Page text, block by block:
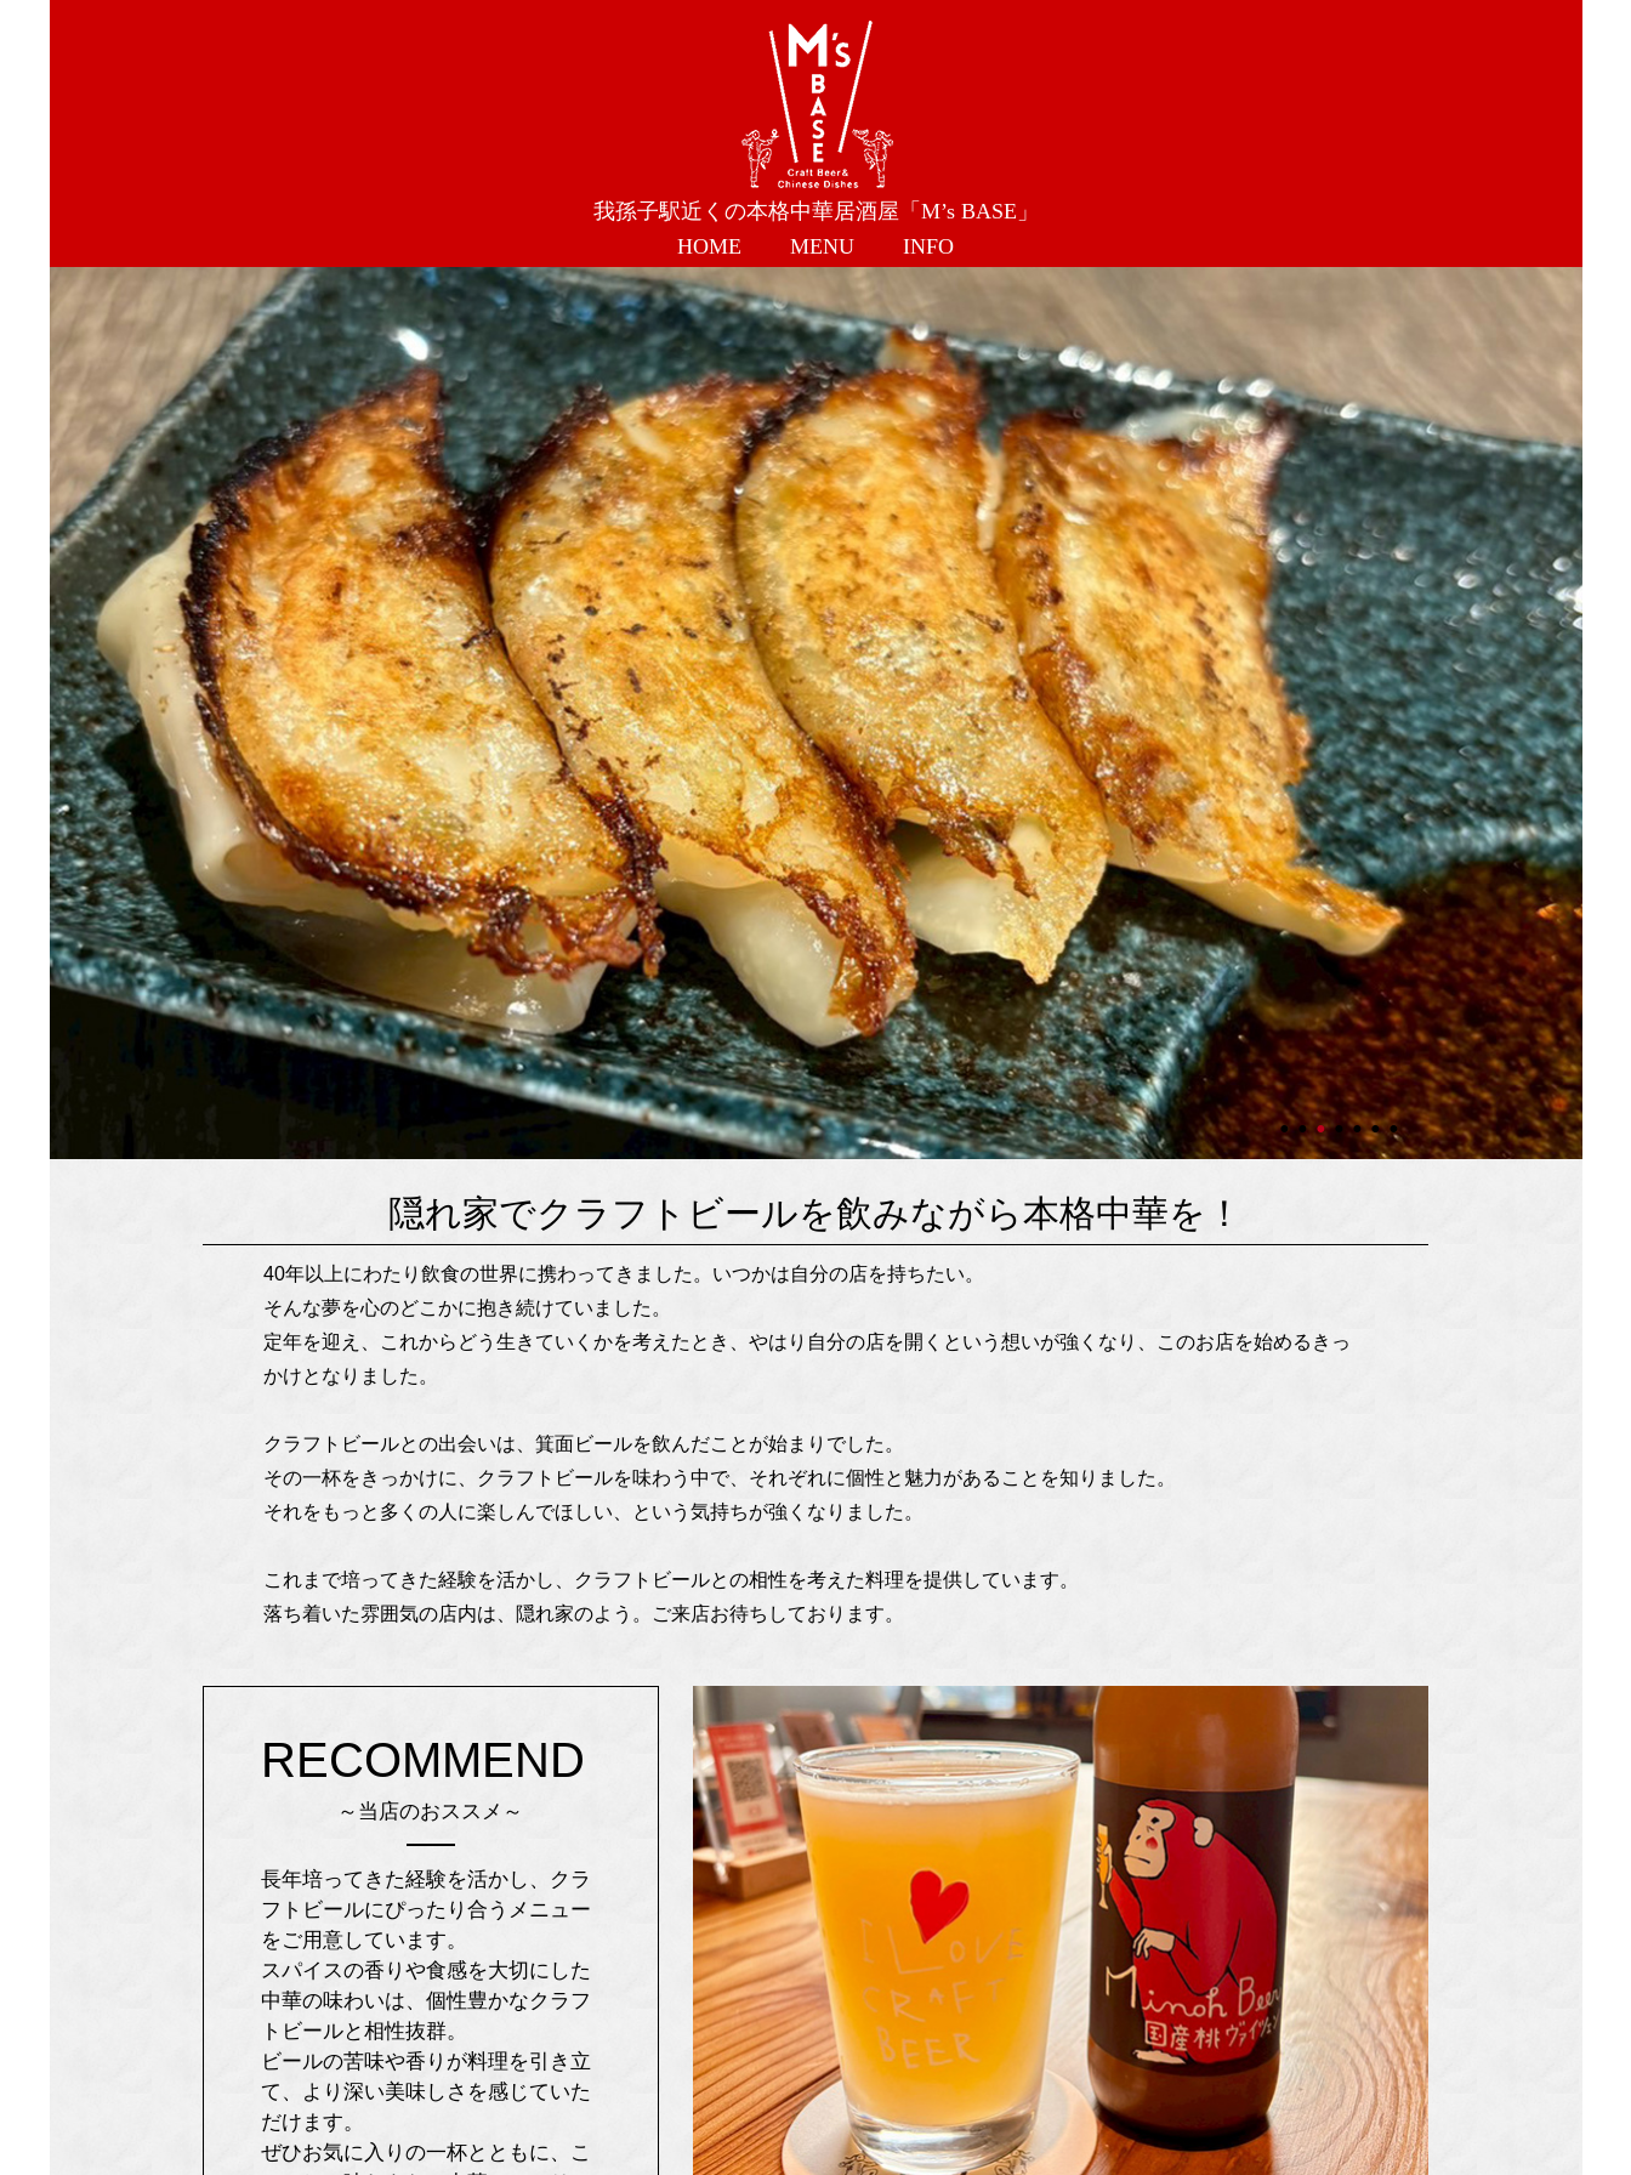
我孫子駅近くの本格中華居酒屋「M’s BASE」
HOME
MENU INFO
隠れ家でクラフトビールを飲みながら本格中華を！
40年以上にわたり飲食の世界に携わってきました。いつかは自分の店を持ちたい。
そんな夢を心のどこかに抱き続けていました。
定年を迎え、これからどう生きていくかを考えたとき、やはり自分の店を開くという想いが強くなり、このお店を始めるきっ
かけとなりました。
クラフトビールとの出会いは、箕面ビールを飲んだことが始まりでした。
その一杯をきっかけに、クラフトビールを味わう中で、それぞれに個性と魅力があることを知りました。
それをもっと多くの人に楽しんでほしい、という気持ちが強くなりました。
これまで培ってきた経験を活かし、クラフトビールとの相性を考えた料理を提供しています。
落ち着いた雰囲気の店内は、隠れ家のよう。ご来店お待ちしております。
RECOMMEND
～当店のおススメ～
長年培ってきた経験を活かし、クラ
フトビールにぴったり合うメニュー
をご用意しています。
スパイスの香りや食感を大切にした
中華の味わいは、個性豊かなクラフ
トビールと相性抜群。
ビールの苦味や香りが料理を引き立
て、より深い美味しさを感じていた
だけます。
ぜひお気に入りの一杯とともに、こ